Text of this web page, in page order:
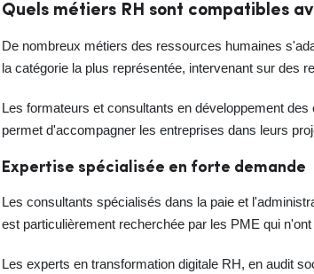
Quels métiers RH sont compatibles
De nombreux métiers des ressources humaines
la catégorie la plus représentée, intervenant sur des
Les formateurs et consultants en développement
permet d'accompagner les entreprises dans leurs
Expertise spécialisée en forte demande
Les consultants spécialisés dans la paie et
est particulièrement recherchée par les PME qui
Les experts en transformation digitale RH, en audit